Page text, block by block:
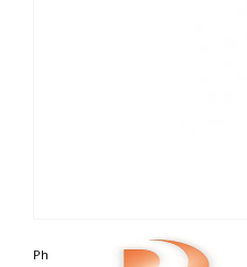
Photo non contractuelle